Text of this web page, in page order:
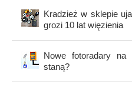
Kradzież w sklepie
grozi 10 lat więzienia
Nowe fotoradary
staną?